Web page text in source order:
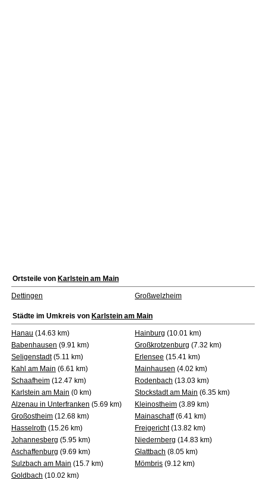
Ortsteile von Karlstein am Main
Dettingen Großwelzheim
Städte im Umkreis von Karlstein am Main
Hanau (14.63 km) Hainburg (10.01 km)
Babenhausen (9.91 km) Großkrotzenburg (7.32 km)
Seligenstadt(5.11 km) Erlensee (15.41 km)
Kahl am Main (6.61 km) Mainhausen (4.02 km)
Schaafheim (12.47 km) Rodenbach (13.03 km)
Karlstein am Main (0 km) Stockstadt am Main (6.35 km)
Alzenau in Unterfranken (5.69 km) Kleinostheim (3.89 km)
Großostheim (12.68 km) Mainaschaff(6.41 km)
Hasselroth (15.26 km) Freigericht(13.82 km)
Johannesberg (5.95 km) Niedernberg (14.83 km)
Aschaffenburg (9.69 km) Glattbach (8.05 km)
Sulzbach am Main (15.7 km) Mömbris (9.12 km)
Goldbach (10.02 km)